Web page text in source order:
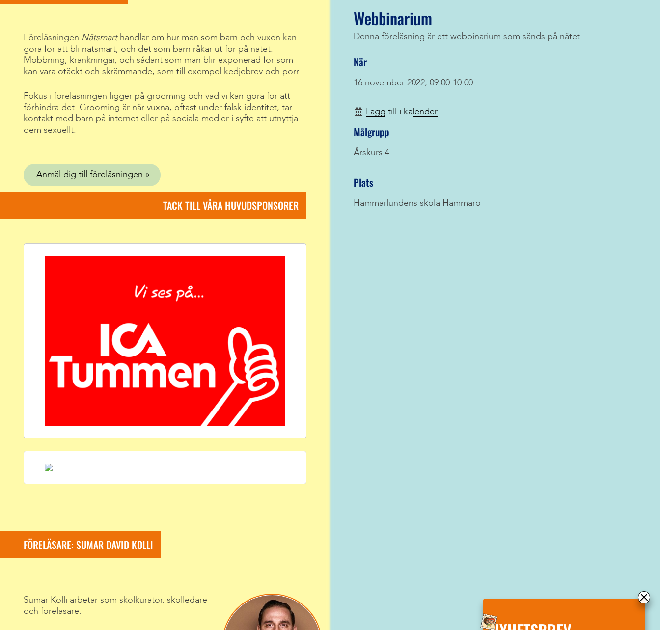
Föreläsningen Nätsmarthandlar om hur man som barn och vuxen kan
göra för att bli nätsmart, och det som barn råkar ut för på nätet.
Mobbning, kränkningar, och sådant som man blir exponerad för som
kan vara otäckt och skrämmande, som till exempel kedjebrev och porr.
Fokus i föreläsningen ligger på grooming och vad vi kan göra för att
förhindra det. Grooming är när vuxna, oftast under falsk identitet, tar
kontakt med barn på internet eller på sociala medier i syfte att utnyttja
dem sexuellt.
Anmäl dig till föreläsningen
TACK TILL VÅRA HUVUDSPONSORER
FÖRELÄSARE: SUMAR DAVID KOLLI
Sumar Kolli arbetar som skolkurator, skolledare
och föreläsare.
Webbinarium
Denna föreläsning är ett webbinarium som sänds på nätet.
När
16 november 2022, 09:00-10:00
Lägg till i kalender
Målgrupp
Årskurs 4
Plats
Hammarlundens skola Hammarö